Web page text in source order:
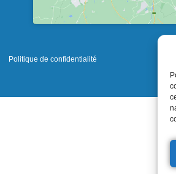
Politique de confidentialité